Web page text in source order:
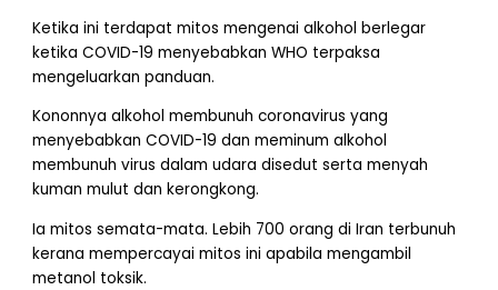
Ketika ini terdapat mitos mengenai alkohol berlegar
ketika COVID-19 menyebabkan WHO terpaksa
mengeluarkan panduan.
Kononnya alkohol membunuh coronavirus yang
menyebabkan COVID-19 dan meminum alkohol
membunuh virus dalam udara disedut serta menyah
kuman mulut dan kerongkong.
Ia mitos semata-mata. Lebih 700 orang di Iran terbunuh
kerana mempercayai mitos ini apabila mengambil
metanol toksik.